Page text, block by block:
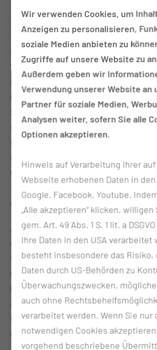
Eine hohe Finanzförderung hat es
Thiem-Klinikum Cottbus aus den
Winkler hatte drei Förderbescheide in
insgesamt rund 13.500 Euro im
Pflegedirektion gehen rund 7100 Euro
Stärkung psychischer Gesundheit
sogenanntes „Dilemma-
Euro werden für das Projekt
Pflegedirektion ausgezahlt. Die
GmbH (TSG) als einhundertprozentige
Tochtergesellschaft des CTK erhält
das erfolgreiche Führen von
„Die Programme wurden in einer
nach der Corona-Pandemie
Dommaschke, stellvertretende
macht inzwischen einen erhöhten
betrieblicher Gesundheitsförderung
auf der Intensivstation des CTK aus.
Nordost sei dabei ein verlässlicher
die Akteure bei der Geldübergabe.
Wir verwenden Cookies, um
Anzeigen zu personalisieren,
soziale Medien anbieten zu
Zugriffe auf unsere Website zu
Außerdem geben wir
Verwendung unserer Website an
Partner für soziale Medien,
Analysen weiter, sofern Sie alle
Optionen akzeptieren.
Hinweis auf Verarbeitung Ihrer
Webseite erhobenen Daten in den
Google, Facebook, Youtube.
„Alle akzeptieren“ klicken, willigen
gem. Art. 49 Abs. 1 S. 1 lit. a
Ihre Daten in den USA verarbeitet
besteht insbesondere das Risiko,
Daten durch US-Behörden zu
Überwachungszwecken,
auch ohne
verarbeitet werden. Wenn Sie nur
notwendigen Cookies
vorgehend beschriebene